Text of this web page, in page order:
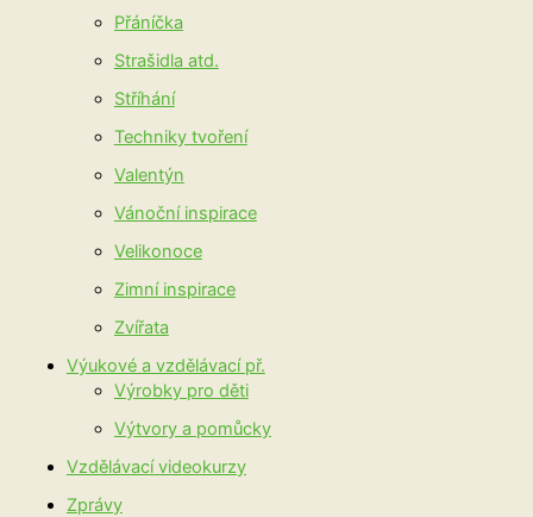
Přáníčka
Strašidla atd.
Stříhání
Techniky tvoření
Valentýn
Vánoční inspirace
Velikonoce
Zimní inspirace
Zvířata
Výukové a vzdělávací př.
Výrobky pro děti
Výtvory a pomůcky
Vzdělávací videokurzy
Zprávy